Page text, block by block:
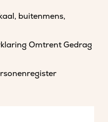
buitenmens,
Omtrent Gedrag